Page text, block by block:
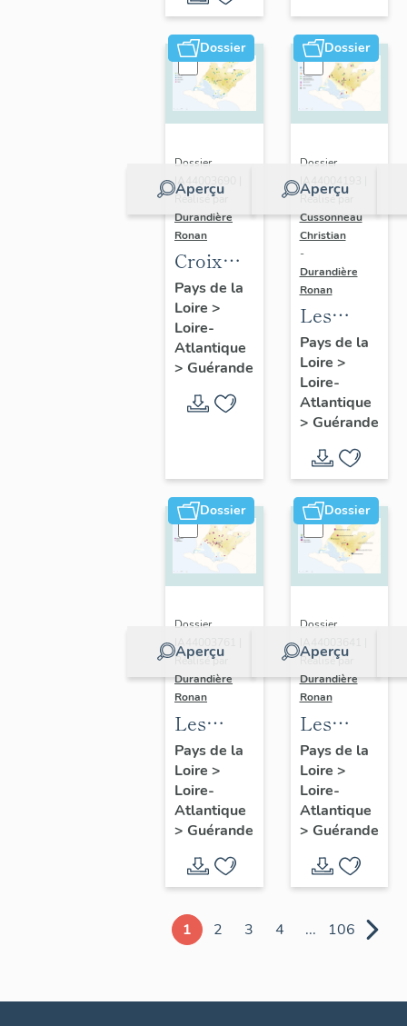
Dossier
Aperçu
Dossier
IA44003690 |
Réalisé par
Durandière
Ronan
Croix
monumentales,
croix de
chemin,
calvaires
oratoires
Pays de la
Loire >
Loire-
Atlantique
> Guérande
Dossier
Aperçu
Dossier
IA44004193 |
Réalisé par
Cussonneau
Christian
-
Durandière
Ronan
Les
moulins
de
Guérande
Pays de la
Loire >
Loire-
Atlantique
> Guérande
Dossier
Aperçu
Dossier
IA44003761 |
Réalisé par
Durandière
Ronan
Les
châteaux
et
manoirs
de
Guérande
Pays de la
Loire >
Loire-
Atlantique
> Guérande
Dossier
Aperçu
Dossier
IA44003641 |
Réalisé par
Durandière
Ronan
Les
blockhaus
de
Guérande
Pays de la
Loire >
Loire-
Atlantique
> Guérande
1 2 3 4 ... 106